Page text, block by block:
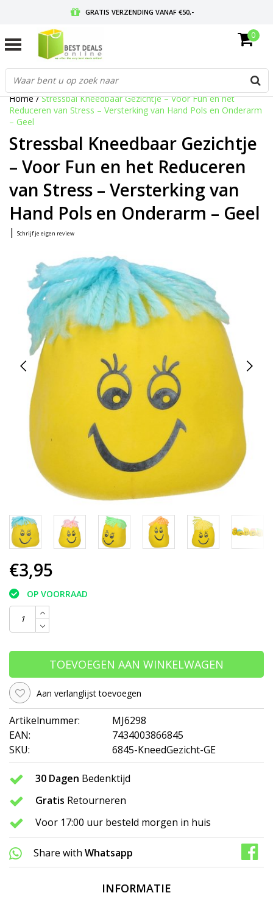
GRATIS VERZENDING VANAF €50,-
GRATIS RETOURNEREN EN 30 DAGEN BEDENKTIJD
0
Home/Stressbal Kneedbaar Gezichtje – Voor Fun en het
Reduceren van Stress – Versterking van Hand Pols en Onderarm
– Geel
Stressbal Kneedbaar Gezichtje
– Voor Fun en het Reduceren
van Stress – Versterking van
Hand Pols en Onderarm – Geel
| Schrijf je eigen review
€3,95
OP VOORRAAD
TOEVOEGEN AAN WINKELWAGEN
Aan verlanglijst toevoegen
Artikelnummer:
MJ6298
EAN:
7434003866845
SKU:
6845-KneedGezicht-GE
30 Dagen Bedenktijd
Gratis Retourneren
Voor 17:00 uur besteld morgen in huis
Share with Whatsapp
INFORMATIE